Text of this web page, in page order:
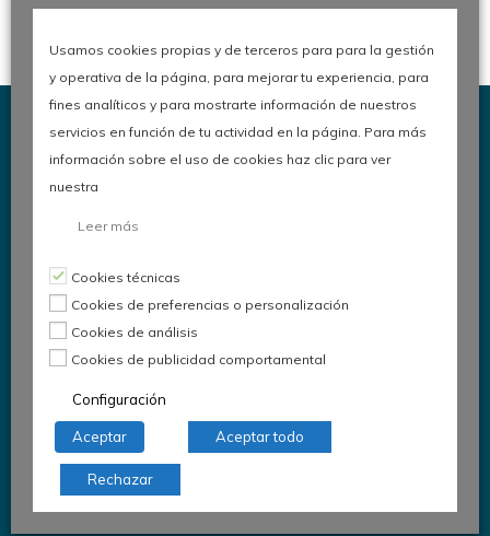
Congreso de Calidad en la
Organiza:Asociación Española
para la Calidad
Comité de Automoción
AEC © 2026
#30CongresoAutomociónAEC
Usamos cookies propias y de terceros para para la gestión
y operativa de la página, para mejorar tu experiencia, para
fines analíticos y para mostrarte información de nuestros
servicios en función de tu actividad en la página. Para más
información sobre el uso de cookies haz clic para ver
nuestra
Leer más
Cookies técnicas
Cookies de preferencias o personalización
Cookies de análisis
Cookies de publicidad comportamental
Configuración
Aceptar Aceptar todo
Rechazar